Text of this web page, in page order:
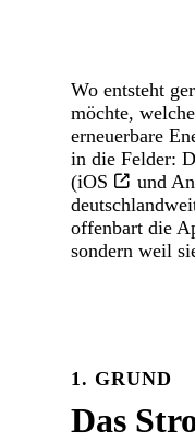
Wo entsteht
möchte,
erneuerbare
in die Felder:
(iOS und
offenbart die
sondern weil
1. GRUND
Das